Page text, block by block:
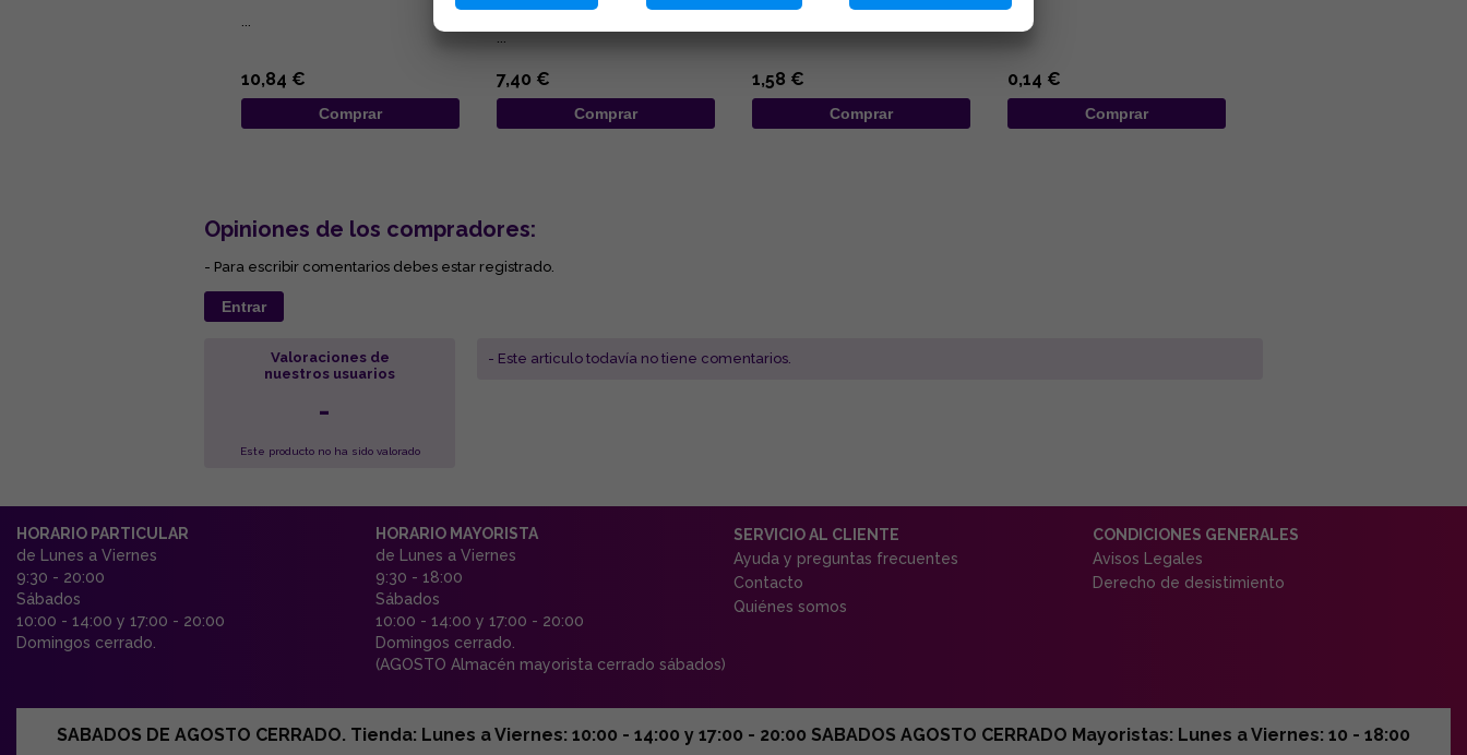
...
10,84 €
Comprar
...
7,40 €
Comprar
1,58 €
Comprar
0,14 €
Comprar
Opiniones de los compradores:
- Para escribir comentarios debes estar registrado.
Entrar
Valoraciones de
nuestros usuarios
-
Este producto no ha sido valorado
- Este articulo todavía no tiene comentarios.
HORARIO PARTICULAR
de Lunes a Viernes
9:30 - 20:00
Sábados
10:00 - 14:00 y 17:00 - 20:00
Domingos cerrado.
HORARIO MAYORISTA
de Lunes a Viernes
9:30 - 18:00
Sábados
10:00 - 14:00 y 17:00 - 20:00
Domingos cerrado.
(AGOSTO Almacén mayorista cerrado sábados)
SERVICIO AL CLIENTE
Ayuda y preguntas frecuentes
Contacto
Quiénes somos
CONDICIONES GENERALES
Avisos Legales
Derecho de desistimiento
SABADOS DE AGOSTO CERRADO. Tienda: Lunes a Viernes: 10:00 - 14:00 y 17:00 - 20:00 SABADOS AGOSTO CERRADO Mayoristas: Lunes a Viernes: 10 - 18:00